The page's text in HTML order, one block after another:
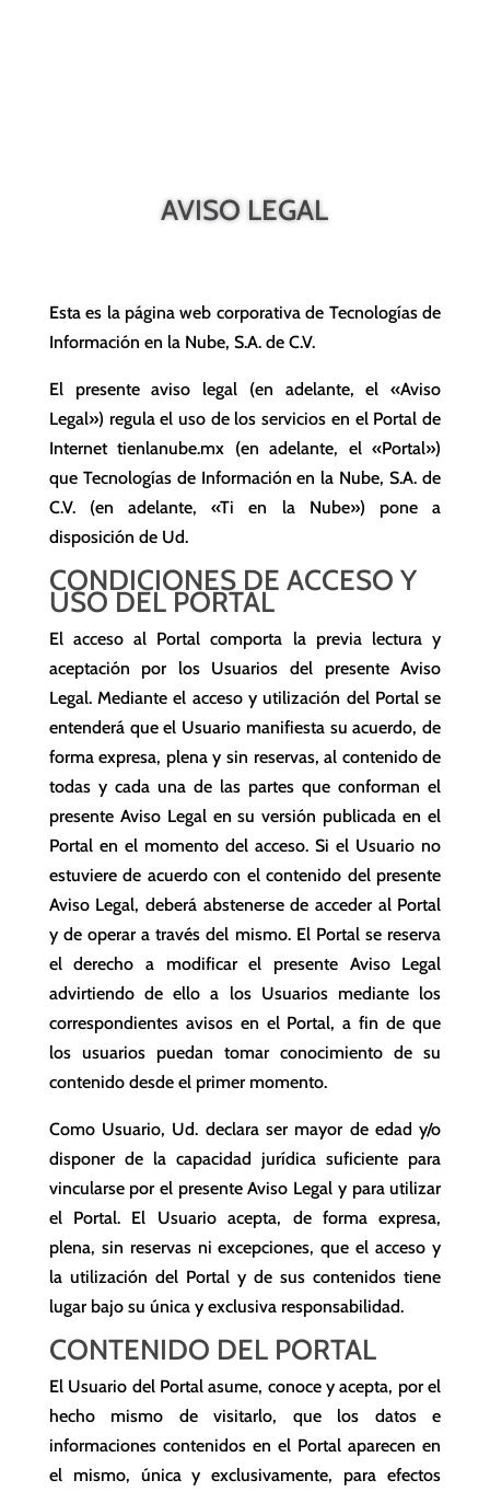
AVISO LEGAL
Esta es la página web corporativa de Tecnologías de
Información en la Nube, S.A. de C.V.
El presente aviso legal (en adelante, el «Aviso
Legal») regula el uso de los servicios en el Portal de
Internet tienlanube.mx (en adelante, el «Portal»)
que Tecnologías de Información en la Nube, S.A. de
C.V. (en adelante, «Ti en la Nube») pone a
disposición de Ud.
CONDICIONES DE ACCESO Y
USO DEL PORTAL
El acceso al Portal comporta la previa lectura y
aceptación por los Usuarios del presente Aviso
Legal. Mediante el acceso y utilización del Portal se
entenderá que el Usuario manifiesta su acuerdo, de
forma expresa, plena y sin reservas, al contenido de
todas y cada una de las partes que conforman el
presente Aviso Legal en su versión publicada en el
Portal en el momento del acceso. Si el Usuario no
estuviere de acuerdo con el contenido del presente
Aviso Legal, deberá abstenerse de acceder al Portal
y de operar a través del mismo. El Portal se reserva
el derecho a modificar el presente Aviso Legal
advirtiendo de ello a los Usuarios mediante los
correspondientes avisos en el Portal, a fin de que
los usuarios puedan tomar conocimiento de su
contenido desde el primer momento.
Como Usuario, Ud. declara ser mayor de edad y/o
disponer de la capacidad jurídica suficiente para
vincularse por el presente Aviso Legal y para utilizar
el Portal. El Usuario acepta, de forma expresa,
plena, sin reservas ni excepciones, que el acceso y
la utilización del Portal y de sus contenidos tiene
lugar bajo su única y exclusiva responsabilidad.
CONTENIDO DEL PORTAL
El Usuario del Portal asume, conoce y acepta, por el
hecho mismo de visitarlo, que los datos e
informaciones contenidos en el Portal aparecen en
el mismo, única y exclusivamente, para efectos